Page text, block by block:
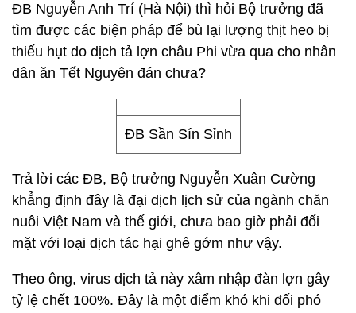
ĐB Nguyễn Anh Trí (Hà Nội) thì hỏi Bộ trưởng đã
tìm được các biện pháp để bù lại lượng thịt heo bị
thiếu hụt do dịch tả lợn châu Phi vừa qua cho nhân
dân ăn Tết Nguyên đán chưa?
ĐB Sần Sín Sỉnh
Trả lời các ĐB, Bộ trưởng Nguyễn Xuân Cường
khẳng định đây là đại dịch lịch sử của ngành chăn
nuôi Việt Nam và thế giới, chưa bao giờ phải đối
mặt với loại dịch tác hại ghê gớm như vậy.
Theo ông, virus dịch tả này xâm nhập đàn lợn gây
tỷ lệ chết 100%. Đây là một điểm khó khi đối phó